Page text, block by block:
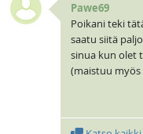
Pawe69
Poikani teki
saatu siitä
sinua kun olet
(maistuu